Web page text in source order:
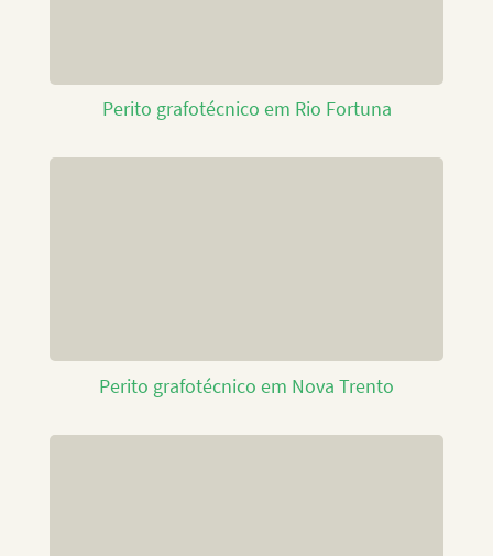
Perito grafotécnico em Rio Fortuna
Perito grafotécnico em Nova Trento